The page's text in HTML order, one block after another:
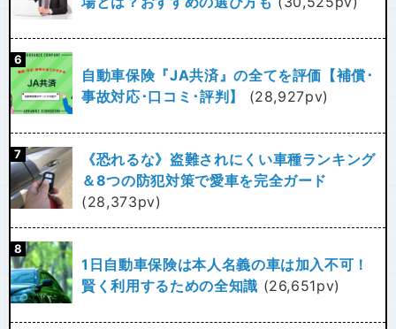
自動車保険『JA共済』の全てを評価【補償･
事故対応･口コミ･評判】
(28,927pv)
《恐れるな》盗難されにくい車種ランキング
＆8つの防犯対策で愛車を完全ガード
(28,373pv)
1日自動車保険は本人名義の車は加入不可！
賢く利用するための全知識 (26,651pv)